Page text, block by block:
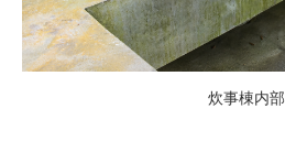
炊事棟内部